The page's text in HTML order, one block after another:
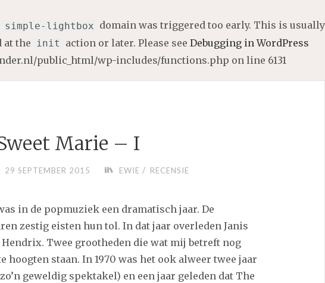
simple-lightbox domain was triggered too early. This is usually
at the init action or later. Please see Debugging in WordPress
public_html/wp-includes/functions.php on line 6131
Marie – I
29 SEPTEMBER 2015 EWIE / RECENSIE
in de popmuziek een dramatisch jaar. De
zestig eisten hun tol. In dat jaar overleden Janis
Twee grootheden die wat mij betreft nog
hoogten staan. In 1970 was het ook alweer twee jaar
geweldig spektakel) en een jaar geleden dat The